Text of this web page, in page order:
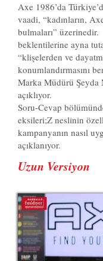
Axe 1986’da
vaadi, “kadınların,
bulmaları”
beklentilerine ayna
“klişelerden ve
konumlandırmasını
Marka Müdürü Şeyda
açıklıyor.
Soru-Cevap
eksileri;Z neslinin
kampanyanın nasıl
açıklanıyor.
Uzun Versiyon